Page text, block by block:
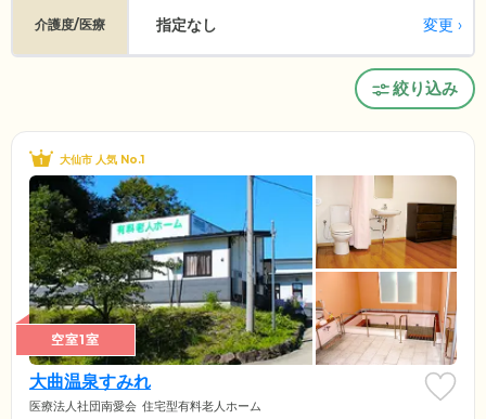
介護度/医療 指定なし 変更
絞り込み
大仙市 人気 No.1
空室1室
大曲温泉すみれ
医療法人社団南愛会 住宅型有料老人ホーム